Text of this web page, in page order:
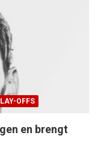
OFFS
en brengt